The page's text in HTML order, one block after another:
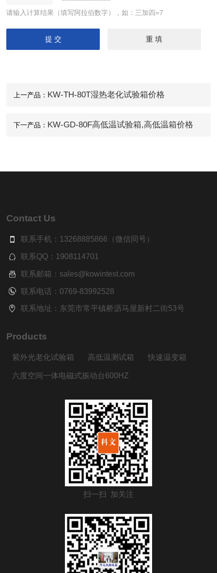
请输入计算结果（填写阿拉伯数字），如：三加四=7
上一产品： KW-TH-80T湿热老化试验箱价格
下一产品： KW-GD-80F高低温试验箱,高低温箱价格
Contact Us
联系手机：13268885866（微信同号）
联系QQ：1908114701
联系邮箱：sales@kowintest.com
联系电话：0769-83992528
联系地址：东莞市常平镇桥沥马屋新村二街53号
Products
紫外光老化试验箱 高低温测试箱 快速温变箱
六度空间一体电磁式振动台600HZ
扫一扫 加关注